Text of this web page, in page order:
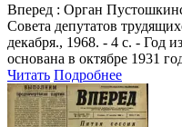
Вперед : Орган
Совета депутатов
декабря., 1968. - 4 с. - Год
основана в октябре 1931
Читать Подробнее